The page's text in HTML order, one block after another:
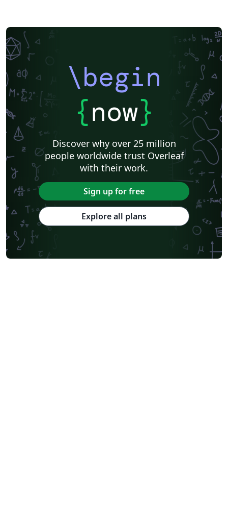
\begin
{now}
Discover why over 25 million
people worldwide trust Overleaf
with their work.
Sign up for free
Explore all plans